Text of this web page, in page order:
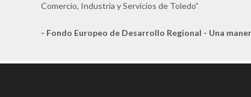
Comercio, Industria y Servicios de Toledo”
- Fondo Europeo de Desarrollo Regional - Una